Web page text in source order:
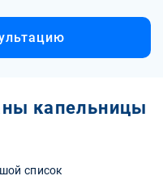
капельницы
список